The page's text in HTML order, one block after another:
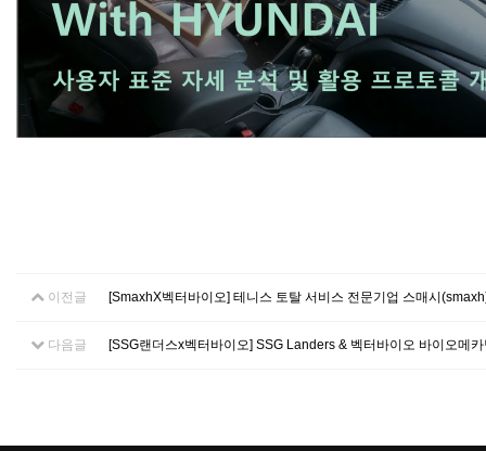
이전글 [SmaxhX벡터바이오] 테니스 토탈 서비스 전문기업 스매시
다음글 [SSG랜더스x벡터바이오] SSG Landers & 벡터바이오 바이오메